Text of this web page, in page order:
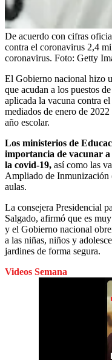
De acuerdo con cifras
contra el coronavirus 2,4
coronavirus. Foto: Getty
El Gobierno nacional hizo
que acudan a los puestos
aplicada la vacuna contra
mediados de enero de
año escolar.
Los ministerios de
importancia de vacunar a
la covid-19, así como las
Ampliado de Inmunización
aulas.
La consejera Presidencial
Salgado, afirmó que es
y el Gobierno nacional
a las niñas, niños y
jardines de forma segura.
Videos Semana